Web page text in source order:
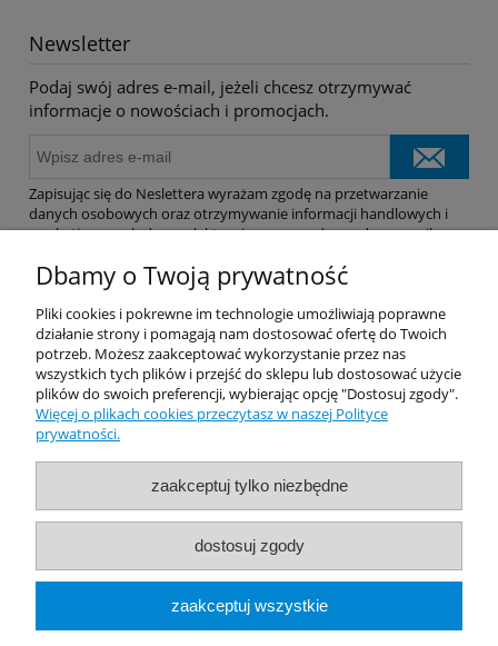
Newsletter
Podaj swój adres e-mail, jeżeli chcesz otrzymywać
informacje o nowościach i promocjach.
Zapisując się do Neslettera wyrażam zgodę na przetwarzanie
danych osobowych oraz otrzymywanie informacji handlowych i
marketingowych drogą elektroniczną na podany adres e-mail.
Pomoc
Dostawa
Moje konto
O firmie
Rekomendowane Strony
Dbamy o Twoją prywatność
Pliki cookies i pokrewne im technologie umożliwiają poprawne
działanie strony i pomagają nam dostosować ofertę do Twoich
potrzeb. Możesz zaakceptować wykorzystanie przez nas
wszystkich tych plików i przejść do sklepu lub dostosować użycie
plików do swoich preferencji, wybierając opcję "Dostosuj zgody".
Więcej o plikach cookies przeczytasz w naszej Polityce
prywatności.
zaakceptuj tylko niezbędne
dostosuj zgody
zaakceptuj wszystkie